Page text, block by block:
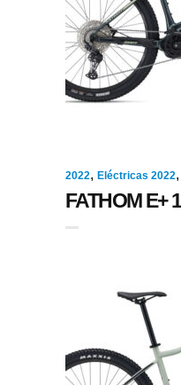
2022, Eléctricas 2022,
FATHOM E+ 1